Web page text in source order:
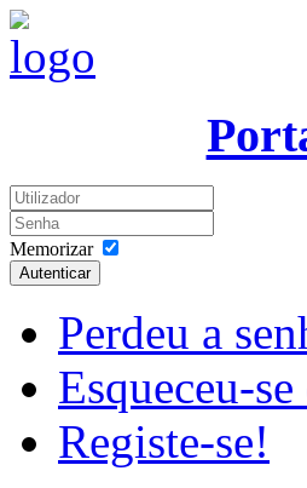
Memorizar
Autenticar
Perdeu a
Esqueceu-
Registe-se!